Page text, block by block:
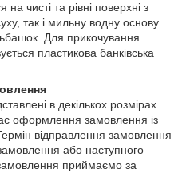
чисті та рівні поверхні з
так і мильну водну основу
Для прикочування
пластикова банківська
в декількох розмірах
оформлення замовлення із
відправлення замовлення
або наступного
приймаємо за